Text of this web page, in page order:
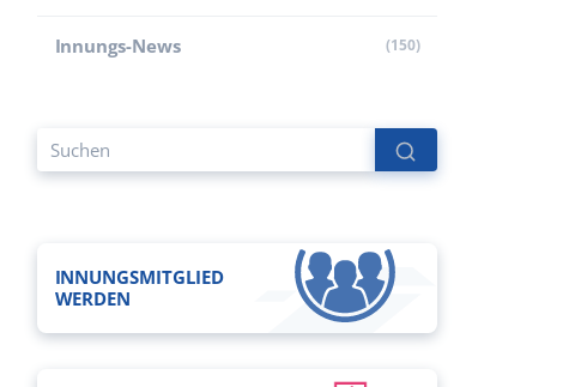
Innungs-News (150)
INNUNGSMITGLIED
WERDEN